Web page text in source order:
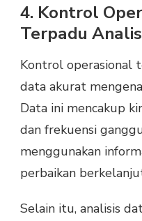
4. Kontrol
Terpadu
Kontrol operasional
data akurat
Data ini mencakup
dan frekuensi
menggunakan
perbaikan
Selain itu, analisis